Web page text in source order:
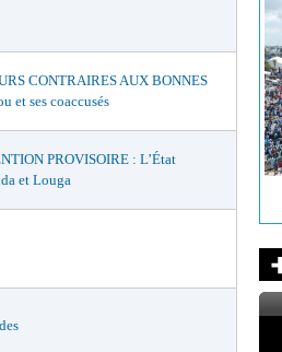
CONTRAIRES AUX BONNES
et ses coaccusés
PROVISOIRE : L’État
et Louga